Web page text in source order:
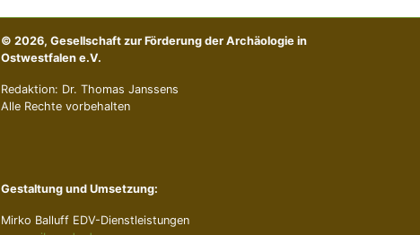
© 2026, Gesellschaft zur Förderung der Archäologie in
Ostwestfalen e.V.
Redaktion: Dr. Thomas Janssens
Alle Rechte vorbehalten
Gestaltung und Umsetzung:
Mirko Balluff EDV-Dienstleistungen